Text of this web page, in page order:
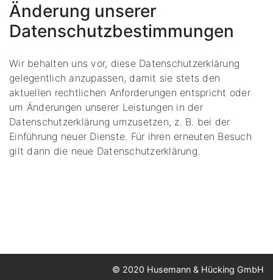
Änderung unserer
Datenschutzbestimmungen
Wir behalten uns vor, diese Datenschutzerklärung
gelegentlich anzupassen, damit sie stets den
aktuellen rechtlichen Anforderungen entspricht oder
um Änderungen unserer Leistungen in der
Datenschutzerklärung umzusetzen, z. B. bei der
Einführung neuer Dienste. Für ihren erneuten Besuch
gilt dann die neue Datenschutzerklärung.
© 2020 Husemann & Hücking GmbH